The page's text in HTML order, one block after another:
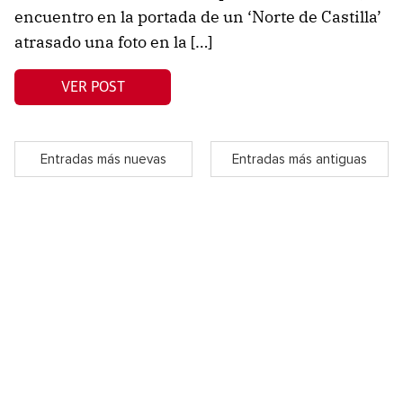
encuentro en la portada de un ‘Norte de Castilla’
atrasado una foto en la […]
VER POST
Entradas más nuevas Entradas más antiguas